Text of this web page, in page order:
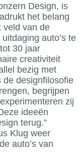
Design, is
het belang
veld van de
auto’s te
30 jaar
creativiteit
bezig met
de designfilosofie
begrijpen
zij
ideeën
terug.”
Klug weer
auto’s van